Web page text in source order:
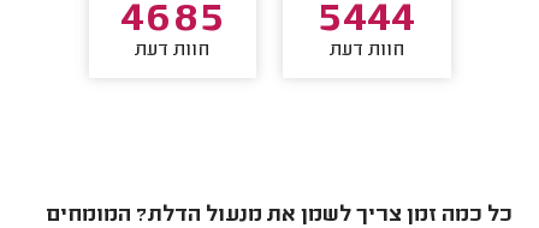
5444
חוות דעת
4685
חוות דעת
כל כמה זמן צריך לשמן את מנעול הדלת? המומחים